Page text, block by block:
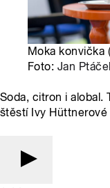
Moka konvička
Foto: Jan
Soda, citron i alobal.
štěstí Ivy Hüttnerové